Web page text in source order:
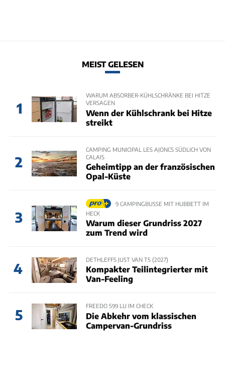
MEIST GELESEN
1
WARUM ABSORBER-KÜHLSCHRÄNKE BEI HITZE
VERSAGEN
Wenn der Kühlschrank bei Hitze
streikt
2
CAMPING MUNICIPAL LES AJONCS SÜDLICH VON
CALAIS
Geheimtipp an der französischen
Opal-Küste
3
9 CAMPINGBUSSE MIT HUBBETT IM
HECK
Warum dieser Grundriss 2027
zum Trend wird
4
DETHLEFFS JUST VAN T5 (2027)
Kompakter Teilintegrierter mit
Van-Feeling
5
FREEDO 599 LU IM CHECK
Die Abkehr vom klassischen
Campervan-Grundriss